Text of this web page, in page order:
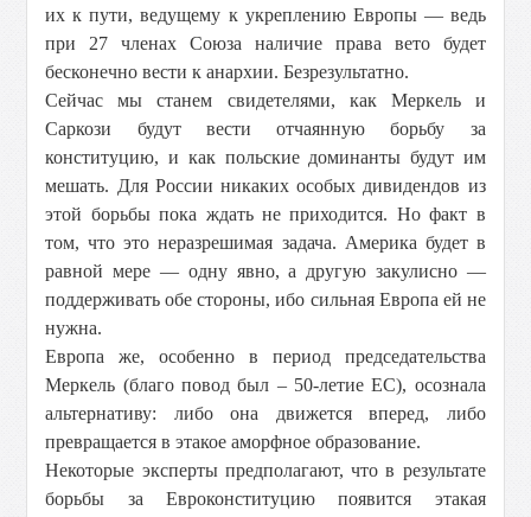
их к пути, ведущему к укреплению Европы — ведь
при 27 членах Союза наличие права вето будет
бесконечно вести к анархии. Безрезультатно.
Сейчас мы станем свидетелями, как Меркель и
Саркози будут вести отчаянную борьбу за
конституцию, и как польские доминанты будут им
мешать. Для России никаких особых дивидендов из
этой борьбы пока ждать не приходится. Но факт в
том, что это неразрешимая задача. Америка будет в
равной мере — одну явно, а другую закулисно —
поддерживать обе стороны, ибо сильная Европа ей не
нужна.
Европа же, особенно в период председательства
Меркель (благо повод был – 50-летие ЕС), осознала
альтернативу: либо она движется вперед, либо
превращается в этакое аморфное образование.
Некоторые эксперты предполагают, что в результате
борьбы за Евроконституцию появится этакая